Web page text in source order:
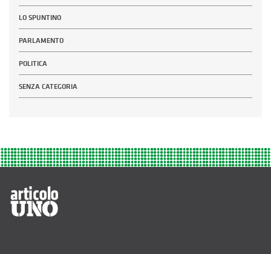
LO SPUNTINO
PARLAMENTO
POLITICA
SENZA CATEGORIA